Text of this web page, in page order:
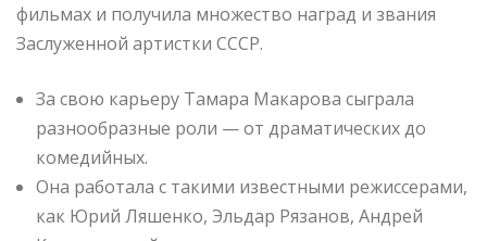
фильмах и получила множество наград и звания
Заслуженной артистки СССР.
За свою карьеру Тамара Макарова сыграла
разнообразные роли — от драматических до
комедийных.
Она работала с такими известными режиссерами,
как Юрий Ляшенко, Эльдар Рязанов, Андрей